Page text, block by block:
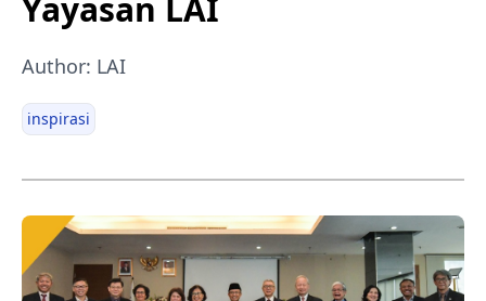
Yayasan LAI
Author: LAI
inspirasi